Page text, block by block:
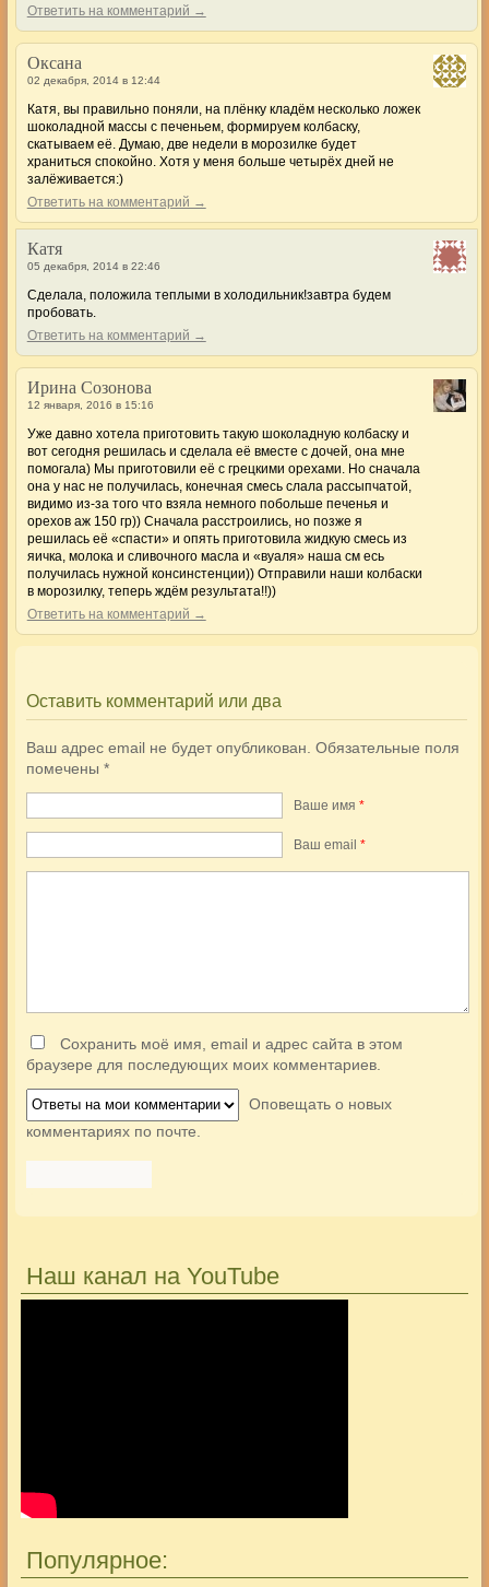
Ответить на комментарий →
Оксана
02 декабря, 2014 в 12:44
Катя, вы правильно поняли, на плёнку кладём несколько ложек
шоколадной массы с печеньем, формируем колбаску,
скатываем её. Думаю, две недели в морозилке будет
храниться спокойно. Хотя у меня больше четырёх дней не
залёживается:)
Ответить на комментарий →
Катя
05 декабря, 2014 в 22:46
Сделала, положила теплыми в холодильник!завтра будем
пробовать.
Ответить на комментарий →
Ирина Созонова
12 января, 2016 в 15:16
Уже давно хотела приготовить такую шоколадную колбаску и
вот сегодня решилась и сделала её вместе с дочей, она мне
помогала) Мы приготовили её с грецкими орехами. Но сначала
она у нас не получилась, конечная смесь слала рассыпчатой,
видимо из-за того что взяла немного побольше печенья и
орехов аж 150 гр)) Сначала расстроились, но позже я
решилась её «спасти» и опять приготовила жидкую смесь из
яичка, молока и сливочного масла и «вуаля» наша см есь
получилась нужной консинстенции)) Отправили наши колбаски
в морозилку, теперь ждём результата!!))
Ответить на комментарий →
Оставить комментарий или два
Ваш адрес email не будет опубликован. Обязательные поля
помечены *
Ваше имя *
Ваш еmail *
Сохранить моё имя, email и адрес сайта в этом
браузере для последующих моих комментариев.
Оповещать о новых
комментариях по почте.
Наш канал на YouTube
Популярное: